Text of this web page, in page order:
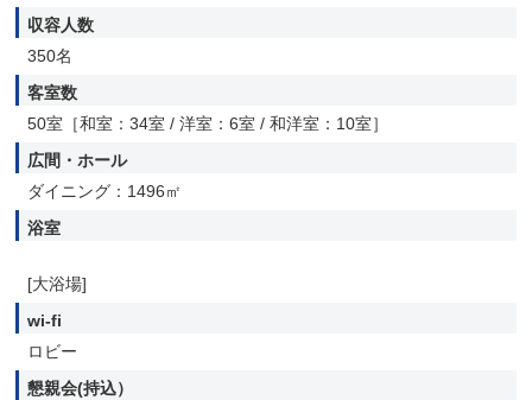
収容人数
350名
客室数
50室［和室：34室 / 洋室：6室 / 和洋室：10室］
広間・ホール
ダイニング：1496㎡
浴室
[大浴場]
wi-fi
ロビー
懇親会(持込）